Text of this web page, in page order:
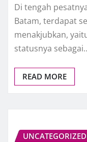
Di tengah
Batam, terdapat
menakjubkan,
statusnya
READ MORE
UNCATEGORIZED